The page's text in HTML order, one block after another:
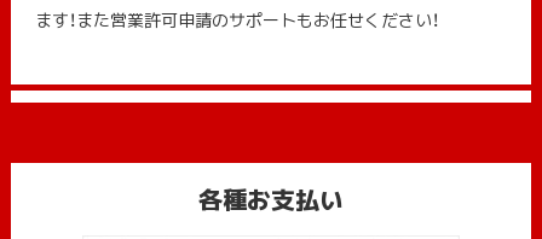
ます！また営業許可申請のサポートもお任せください！
各種お支払い